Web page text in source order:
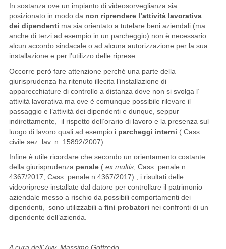
In sostanza ove un impianto di videosorveglianza sia
posizionato in modo da non riprendere l’attività lavorativa
dei dipendenti ma sia orientato a tutelare beni aziendali (ma
anche di terzi ad esempio in un parcheggio) non è necessario
alcun accordo sindacale o ad alcuna autorizzazione per la sua
installazione e per l’utilizzo delle riprese.
Occorre però fare attenzione perché una parte della
giurisprudenza ha ritenuto illecita l’installazione di
apparecchiature di controllo a distanza dove non si svolga l’
attività lavorativa ma ove è comunque possibile rilevare il
passaggio e l’attività dei dipendenti e dunque, seppur
indirettamente, il rispetto dell’orario di lavoro e la presenza sul
luogo di lavoro quali ad esempio i parcheggi interni ( Cass.
civile sez. lav. n. 15892/2007).
Infine è utile ricordare che secondo un orientamento costante
della giurisprudenza penale( ex multis, Cass. penale n.
4367/2017, Cass. penale n.4367/2017) , i risultati delle
videoriprese installate dal datore per controllare il patrimonio
aziendale messo a rischio da possibili comportamenti dei
dipendenti, sono utilizzabili a fini probatori nei confronti di un
dipendente dell’azienda.